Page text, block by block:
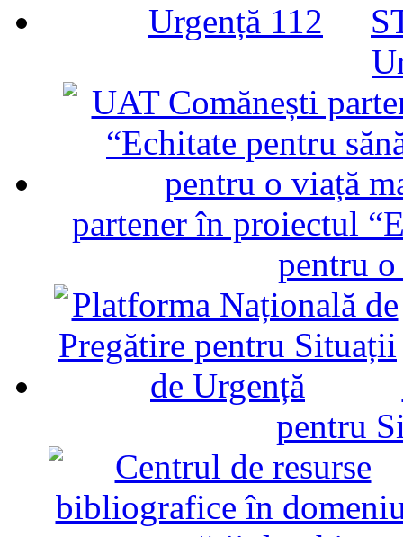
partener în proiectul
pentru
pentru